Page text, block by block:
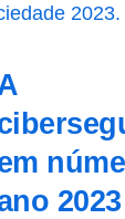
2023.
2023